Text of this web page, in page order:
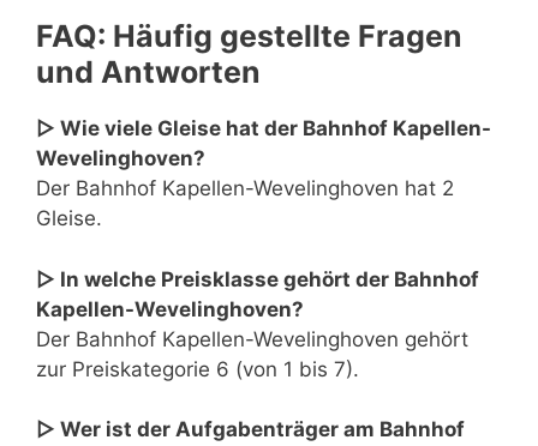
FAQ: Häufig gestellte Fragen
und Antworten
▷ Wie viele Gleise hat der Bahnhof Kapellen-
Wevelinghoven?
Der Bahnhof Kapellen-Wevelinghoven hat 2
Gleise.
▷ In welche Preisklasse gehört der Bahnhof
Kapellen-Wevelinghoven?
Der Bahnhof Kapellen-Wevelinghoven gehört
zur Preiskategorie 6 (von 1 bis 7).
▷ Wer ist der Aufgabenträger am Bahnhof